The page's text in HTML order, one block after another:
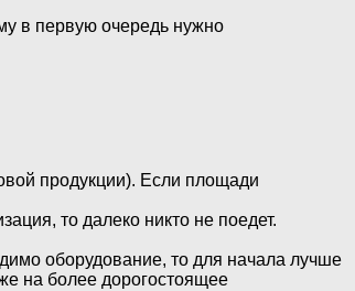
в первую очередь нужно
продукции). Если площади
то далеко никто не поедет.
оборудование, то для начала лучше
на более дорогостоящее